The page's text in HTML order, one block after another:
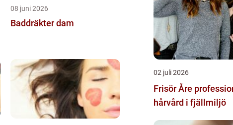
08 juni 2026
Baddräkter dam
02 juli 2026
Frisör Åre professionell
hårvård i fjällmiljö